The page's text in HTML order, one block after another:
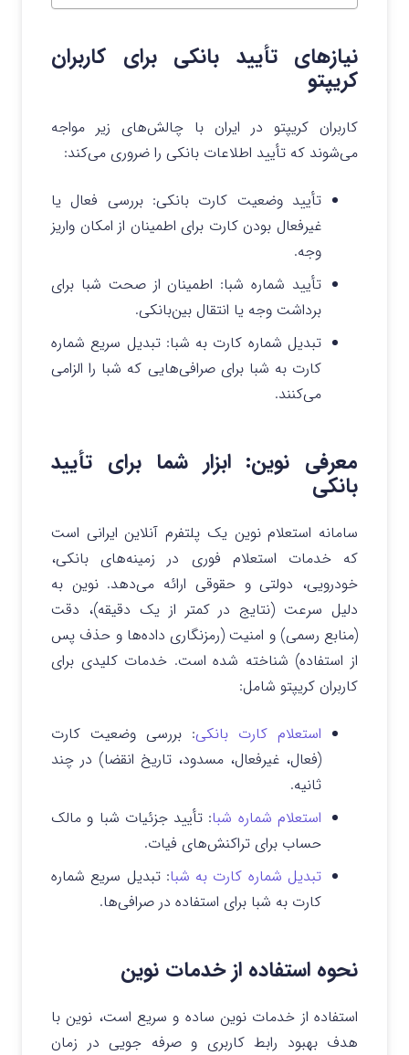
نیازهای تأیید بانکی برای کاربران
کریپتو
کاربران کریپتو در ایران با چالش‌های زیر مواجه
می‌شوند که تأیید اطلاعات بانکی را ضروری می‌کند:
تأیید وضعیت کارت بانکی: بررسی فعال یا
غیرفعال بودن کارت برای اطمینان از امکان واریز
وجه.
تأیید شماره شبا: اطمینان از صحت شبا برای
برداشت وجه یا انتقال بین‌بانکی.
تبدیل شماره کارت به شبا: تبدیل سریع شماره
کارت به شبا برای صرافی‌هایی که شبا را الزامی
می‌کنند.
معرفی نوین: ابزار شما برای تأیید
بانکی
سامانه استعلام نوین یک پلتفرم آنلاین ایرانی است
که خدمات استعلام فوری در زمینه‌های بانکی،
خودرویی، دولتی و حقوقی ارائه می‌دهد. نوین به
دلیل سرعت (نتایج در کمتر از یک دقیقه)، دقت
(منابع رسمی) و امنیت (رمزنگاری داده‌ها و حذف پس
از استفاده) شناخته شده است. خدمات کلیدی برای
کاربران کریپتو شامل:
استعلام کارت بانکی: بررسی وضعیت کارت
(فعال، غیرفعال، مسدود، تاریخ انقضا) در چند
ثانیه.
استعلام شماره شبا: تأیید جزئیات شبا و مالک
حساب برای تراکنش‌های فیات.
تبدیل شماره کارت به شبا: تبدیل سریع شماره
کارت به شبا برای استفاده در صرافی‌ها.
نحوه استفاده از خدمات نوین
استفاده از خدمات نوین ساده و سریع است، نوین با
هدف بهبود رابط کاربری و صرفه جویی در زمان